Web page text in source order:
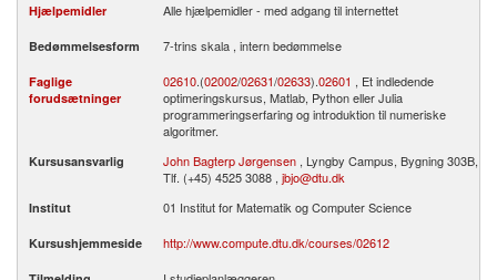
Hjælpemidler Alle hjælpemidler - med adgang til internettet
Bedømmelsesform 7-trins skala , intern bedømmelse
Faglige
forudsætninger
02610.­(02002/02631/02633).­02601 , Et indledende
optimeringskursus, Matlab, Python eller Julia
programmeringserfaring og introduktion til numeriske
algoritmer.
Kursusansvarlig John Bagterp Jørgensen , Lyngby Campus, Bygning 303B,
Tlf. (+45) 4525 3088 , jbjo@dtu.dk
Institut 01 Institut for Matematik og Computer Science
Kursushjemmeside http://www.compute.dtu.dk/courses/02612